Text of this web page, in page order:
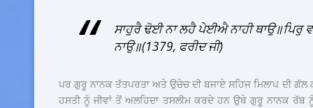
ਸਾਹੁਰੈ ਢੋਈ ਨਾ ਲਹੈ ਪੇਈਐ ਨਾਹੀ ਥਾਉ॥ਪਿਰੁ
ਨਾਉ॥(1379, ਫਰੀਦ ਜੀ)
ਪਰ ਗੁਰੂ ਨਾਨਕ ਤੱਤਪਰਤਾ ਅਤੇ ਉਚੇਚ ਦੀ ਬਜਾਏ ਸਹਿਜ ਮਿਲਾਪ ਦੀ ਗੱਲ
ਹਸਤੀ ਨੂੰ ਜੀਵਾਂ ਤੋਂ ਅਲਹਿਦਾ ਤਸਲੀਮ ਕਰਦੇ ਹਨ ਉਥੇ ਗੁਰੂ ਨਾਨਕ ਰੱਬ